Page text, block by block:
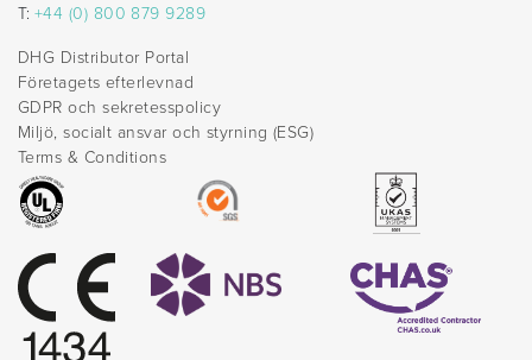
T: +44 (0) 800 879 9289
DHG Distributor Portal
Företagets efterlevnad
GDPR och sekretesspolicy
Miljö, socialt ansvar och styrning (ESG)
Terms & Conditions